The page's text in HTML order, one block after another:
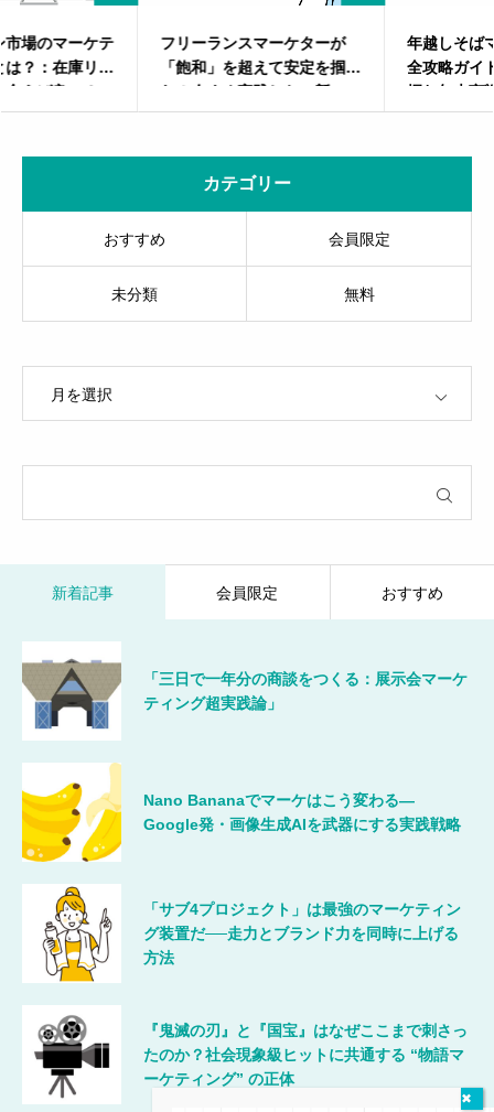
フリーランスマーケターが
「飽和」を超えて安定を掴
む！今すぐ実践したい新・3
大戦略
年越しそばマーケティング完
全攻略ガイド：伝統×革新で
掴む年末商戦！
カテゴリー
おすすめ 会員限定
未分類 無料
新着記事 会員限定 おすすめ
「三日で一年分の商談をつくる：展示会マーケ
ティング超実践論」
Nano Bananaでマーケはこう変わる―
Google発・画像生成AIを武器にする実践戦略
「サブ4プロジェクト」は最強のマーケティン
グ装置だ──走力とブランド力を同時に上げる
方法
『鬼滅の刃』と『国宝』はなぜここまで刺さっ
たのか？社会現象級ヒットに共通する “物語マ
ーケティング” の正体